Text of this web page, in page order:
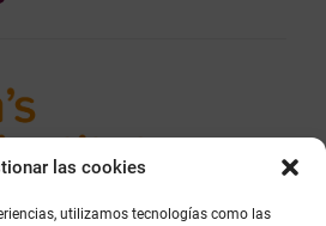
las cookies
utilizamos tecnologías como las